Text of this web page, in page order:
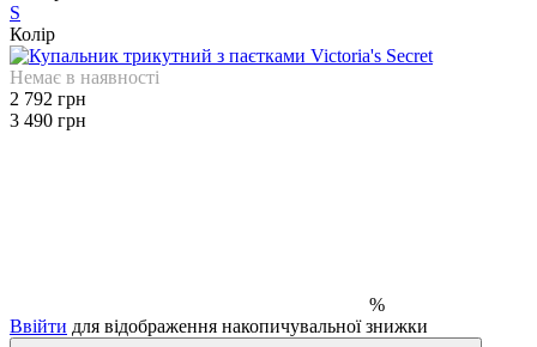
S
Колір
Немає в наявності
2 792 грн
3 490 грн
%
Ввійти для відображення накопичувальної знижки